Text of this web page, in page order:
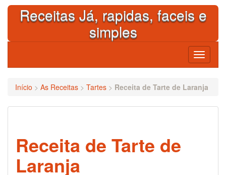
Skip
contentReceitas Já, rapidas, faceis e
simples
Toggle
Início > As Receitas > Tartes > Receita de Tarte de Laranja
Receita de Tarte de
Laranja